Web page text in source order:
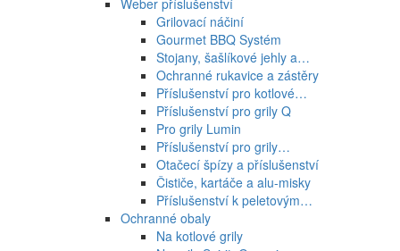
Grilovací náčiní
Gourmet BBQ Systém
Stojany, šašlíkové jehly a…
Ochranné rukavice a zástěry
Příslušenství pro kotlové…
Příslušenství pro grily Q
Pro grily Lumin
Příslušenství pro grily…
Otačecí špízy a příslušenství
Čističe, kartáče a alu-misky
Příslušenství k peletovým…
Ochranné obaly
Na kotlové grily